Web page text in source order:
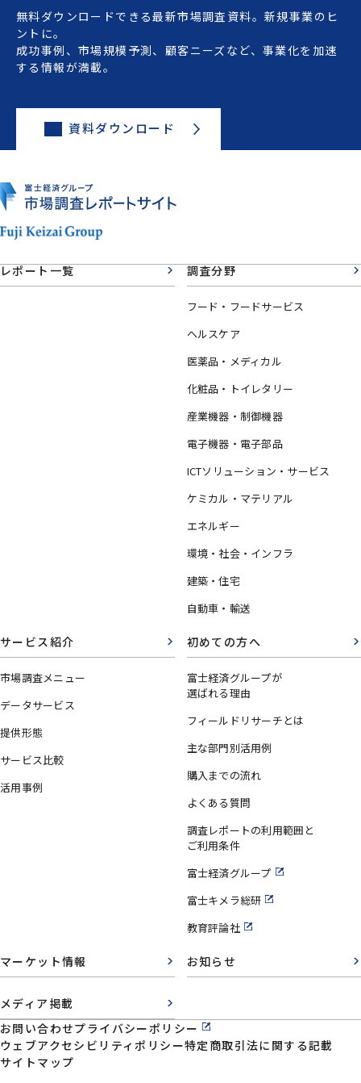
無料ダウンロードできる最新市場調査資料。新規事業のヒ
ントに。
成功事例、市場規模予測、顧客ニーズなど、事業化を加速
する情報が満載。
資料ダウンロード
レポート一覧 調査分野
フード・フードサービス
ヘルスケア
医薬品・メディカル
化粧品・トイレタリー
産業機器・制御機器
電子機器・電子部品
ICTソリューション・サービス
ケミカル・マテリアル
エネルギー
環境・社会・インフラ
建築・住宅
自動車・輸送
サービス紹介
市場調査メニュー
データサービス
提供形態
サービス比較
活用事例
初めての方へ
富士経済グループが
選ばれる理由
フィールドリサーチとは
主な部門別活用例
購入までの流れ
よくある質問
調査レポートの利用範囲と
ご利用条件
富士経済グループ
富士キメラ総研
教育評論社
マーケット情報 お知らせ
メディア掲載
お問い合わせプライバシーポリシー
ウェブアクセシビリティポリシー特定商取引法に関する記載
サイトマップ